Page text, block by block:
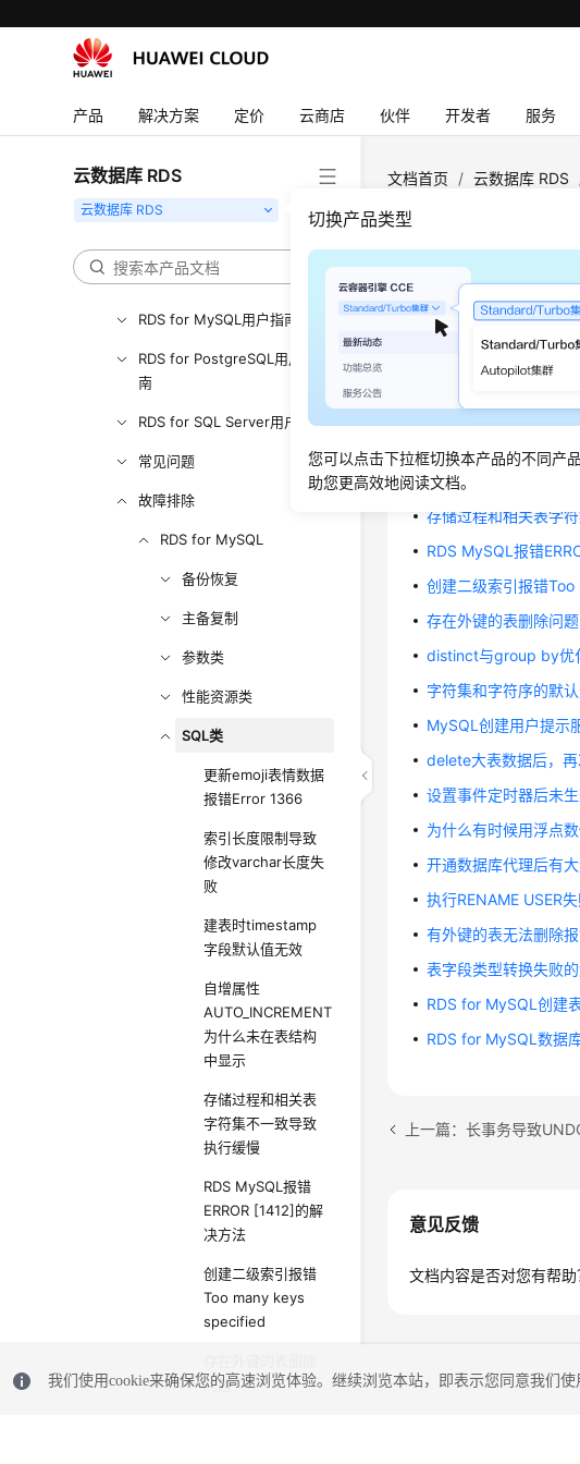
产品 解决方案 定价 云商店 伙伴 开发者 服务
云数据库 RDS
切换产品类型
您可以点击下拉框切换本产品的不同产
助您更高效地阅读文档。
API参考（安卡拉区域）
产品介绍
RDS for MySQL快速入门
RDS for PostgreSQL快速入
RDS for SQL Server快速入门
RDS for MySQL用户指南
RDS for PostgreSQL用户指
南
RDS for SQL Server用户指南
常见问题
故障排除
RDS for MySQL
备份恢复
主备复制
参数类
性能资源类
SQL类
更新emoji表情数据
报错Error 1366
索引长度限制导致
修改varchar长度失
败
建表时timestamp
字段默认值无效
自增属性
AUTO_INCREMENT
为什么未在表结构
中显示
存储过程和相关表
字符集不一致导致
执行缓慢
RDS MySQL报错
ERROR [1412]的解
决方法
创建二级索引报错
Too many keys
specified
问题
文档首页 / 云数据库 RDS
SQL类
更新时间：2025-12-26
更新emoji表情数据报
索引长度限制导致修
自增属性
存储过程和相关表字
RDS MySQL报错
创建二级索引报错
存在外键的表删除问题
distinct与group by优
字符集和字符序的默
MySQL创建用户提示
delete大表数据后，
设置事件定时器后未
为什么有时候用浮点
开通数据库代理后有
执行RENAME USER
有外键的表无法删除
表字段类型转换失败
RDS for MySQL创建
RDS for MySQL数据
上一篇：长事务导致
意见反馈
文档内容是否对您有帮助
我们使用cookie来确保您的高速浏览体验。继续浏览本站，即表示您同意我们使